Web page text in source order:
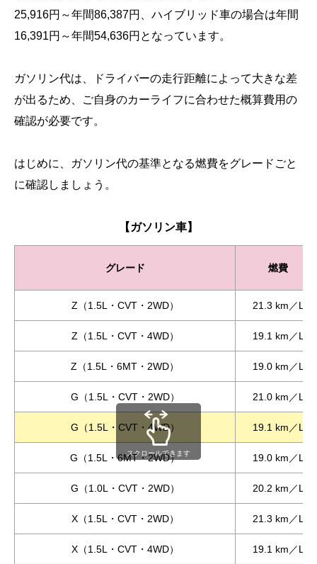
25,916円～年間86,387円、ハイブリッド車の場合は年間
16,391円～年間54,636円となっています。
ガソリン代は、ドライバーの走行距離によって大きな差
が出るため、ご自身のカーライフに合わせた概算費用の
確認が必要です。
はじめに、ガソリン代の基準となる燃費をグレードごと
に確認しましょう。
【ガソリン車】
グレード 燃費
Z（1.5L・CVT・2WD） 21.3 km／L
Z（1.5L・CVT・4WD） 19.1 km／L
Z（1.5L・6MT・2WD） 19.0 km／L
G（1.5L・CVT・2WD） 21.0 km／L
G（1.5L・CVT・4WD） 19.1 km／L
G（1.5L・6MT・2WD） 19.0 km／L
G（1.0L・CVT・2WD） 20.2 km／L
X（1.5L・CVT・2WD） 21.3 km／L
X（1.5L・CVT・4WD） 19.1 km／L
スクロールできます